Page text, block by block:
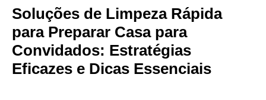
Soluções de Limpeza Rápida
para Preparar Casa para
Convidados: Estratégias
Eficazes e Dicas Essenciais